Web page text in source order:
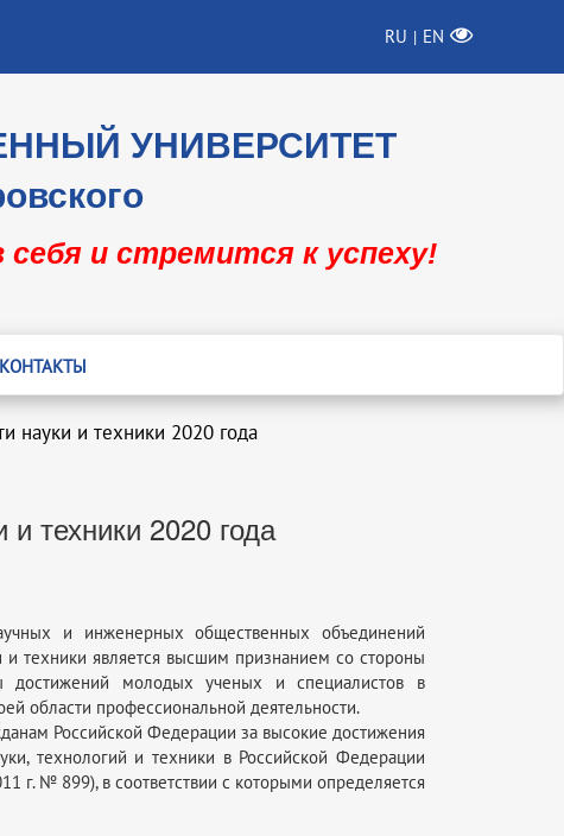
RU | EN
УНИВЕРСИТЕТ
и стремится к успеху!
КОНТАКТЫ
науки и техники 2020 года
техники 2020 года
и инженерных общественных объединений
техники является высшим признанием со стороны
достижений молодых ученых и специалистов в
области профессиональной деятельности.
Российской Федерации за высокие достижения
технологий и техники в Российской Федерации
г. № 899), в соответствии с которыми определяется